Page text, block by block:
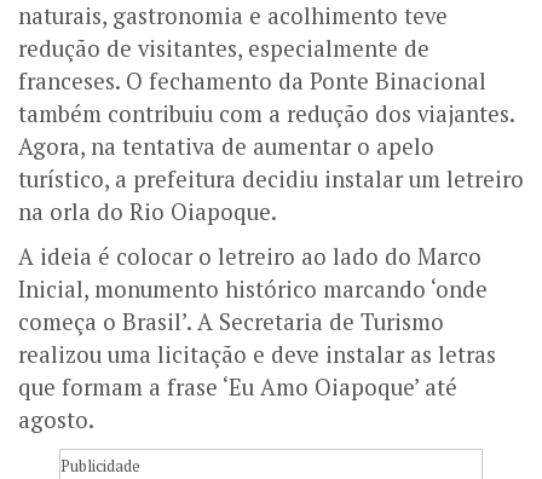
naturais, gastronomia e acolhimento teve
redução de visitantes, especialmente de
franceses. O fechamento da Ponte Binacional
também contribuiu com a redução dos viajantes.
Agora, na tentativa de aumentar o apelo
turístico, a prefeitura decidiu instalar um letreiro
na orla do Rio Oiapoque.
A ideia é colocar o letreiro ao lado do Marco
Inicial, monumento histórico marcando ‘onde
começa o Brasil’. A Secretaria de Turismo
realizou uma licitação e deve instalar as letras
que formam a frase ‘Eu Amo Oiapoque’ até
agosto.
Publicidade